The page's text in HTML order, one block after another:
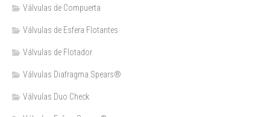
Válvulas de Compuerta
Válvulas de Esfera Flotantes
Válvulas de Flotador
Válvulas Diafragma Spears®️
Válvulas Duo Check